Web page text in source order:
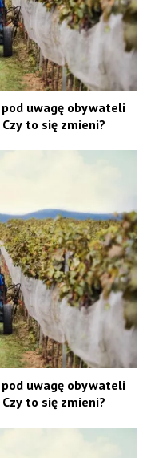
uwagę obywateli
to się zmieni?
uwagę obywateli
to się zmieni?